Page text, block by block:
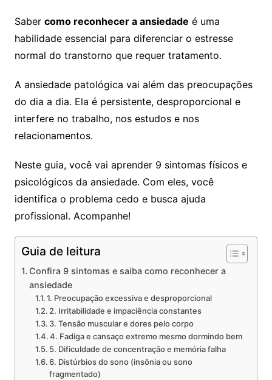
Saber como reconhecer a ansiedade é uma
habilidade essencial para diferenciar o estresse
normal do transtorno que requer tratamento.
A ansiedade patológica vai além das preocupações
do dia a dia. Ela é persistente, desproporcional e
interfere no trabalho, nos estudos e nos
relacionamentos.
Neste guia, você vai aprender 9 sintomas físicos e
psicológicos da ansiedade. Com eles, você
identifica o problema cedo e busca ajuda
profissional. Acompanhe!
Guia de leitura
Confira 9 sintomas e saiba como reconhecer a
ansiedade
1. Preocupação excessiva e desproporcional
2. Irritabilidade e impaciência constantes
3. Tensão muscular e dores pelo corpo
4. Fadiga e cansaço extremo mesmo dormindo bem
5. Dificuldade de concentração e memória falha
6. Distúrbios do sono (insônia ou sono
fragmentado)